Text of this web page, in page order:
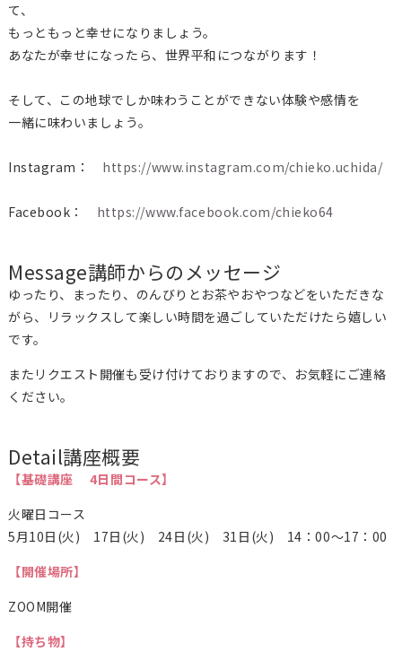
て、
もっともっと幸せになりましょう。
あなたが幸せになったら、世界平和につながります！
そして、この地球でしか味わうことができない体験や感情を
一緒に味わいましょう。
Instagram： https://www.instagram.com/chieko.uchida/
Facebook： https://www.facebook.com/chieko64
Message講師からのメッセージ
ゆったり、まったり、のんびりとお茶やおやつなどをいただきな
がら、リラックスして楽しい時間を過ごしていただけたら嬉しい
です。
またリクエスト開催も受け付けておりますので、お気軽にご連絡
ください。
Detail講座概要
【基礎講座 4日間コース】
火曜日コース
5月10日(火) 17日(火) 24日(火) 31日(火) 14：00～17：00
【開催場所】
ZOOM開催
【持ち物】